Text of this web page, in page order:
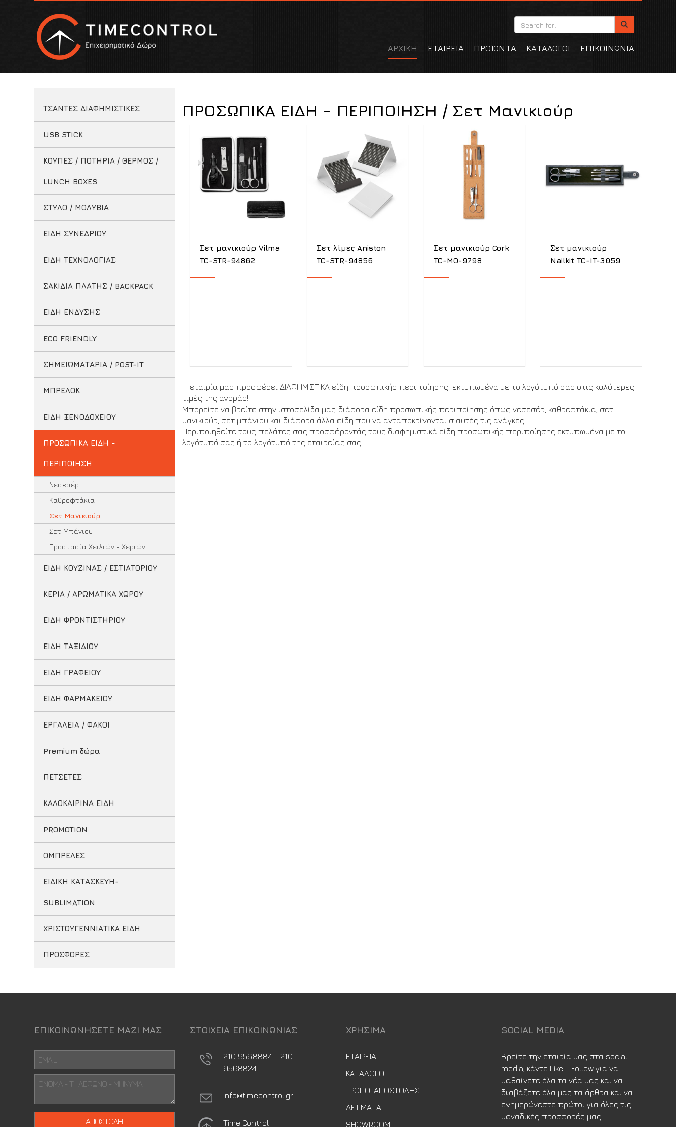
ΑΡΧΙΚΗ ΕΤΑΙΡΕΙΑ ΠΡΟΪΟΝΤΑ ΚΑΤΑΛΟΓΟΙ ΕΠΙΚΟΙΝΩΝΙΑ
ΤΣΑΝΤΕΣ ΔΙΑΦΗΜΙΣΤΙΚΕΣ
USB STICK
ΚΟΥΠΕΣ / ΠΟΤΗΡΙΑ / ΘΕΡΜΟΣ /
LUNCH BOXES
ΣΤΥΛΟ / ΜΟΛΥΒΙΑ
ΕΙΔΗ ΣΥΝΕΔΡΙΟΥ
ΕΙΔΗ ΤΕΧΝΟΛΟΓΙΑΣ
ΣΑΚΙΔΙΑ ΠΛΑΤΗΣ / BACKPACK
ΕΙΔΗ ΕΝΔΥΣΗΣ
ECO FRIENDLY
ΣΗΜΕΙΩΜΑΤΑΡΙΑ / POST-IT
ΜΠΡΕΛΟΚ
ΕΙΔΗ ΞΕΝΟΔΟΧΕΙΟΥ
ΠΡΟΣΩΠΙΚΑ ΕΙΔΗ -
ΠΕΡΙΠΟΙΗΣΗ
Νεσεσέρ
Καθρεφτάκια
Σετ Μανικιούρ
Σετ Μπάνιου
Προστασία Χειλιών - Χεριών
ΕΙΔΗ ΚΟΥΖΙΝΑΣ / ΕΣΤΙΑΤΟΡΙΟΥ
ΚΕΡΙΑ / ΑΡΩΜΑΤΙΚΑ ΧΩΡΟΥ
ΕΙΔΗ ΦΡΟΝΤΙΣΤΗΡΙΟΥ
ΕΙΔΗ ΤΑΞΙΔΙΟΥ
ΕΙΔΗ ΓΡΑΦΕΙΟΥ
ΕΙΔΗ ΦΑΡΜΑΚΕΙΟΥ
ΕΡΓΑΛΕΙΑ / ΦΑΚΟΙ
Premium δώρα
ΠΕΤΣΕΤΕΣ
ΚΑΛΟΚΑΙΡΙΝΑ ΕΙΔΗ
PROMOTION
ΟΜΠΡΕΛΕΣ
ΕΙΔΙΚΗ ΚΑΤΑΣΚΕΥΗ-
SUBLIMATION
ΧΡΙΣΤΟΥΓΕΝΝΙΑΤΙΚΑ ΕΙΔΗ
ΠΡΟΣΦΟΡΕΣ
ΠΡΟΣΩΠΙΚΑ ΕΙΔΗ - ΠΕΡΙΠΟΙΗΣΗ / Σετ Μανικιούρ
Σετ μανικιούρ Vilma
TC-STR-94862
Σετ λίμες Aniston
TC-STR-94856
Σετ μανικιούρ Cork
TC-MO-9798
Σετ μανικιούρ
Nailkit TC-IT-3059
Η εταιρία μας προσφέρει ΔΙΑΦΗΜΙΣΤΙΚΑ είδη προσωπικής περιποίησης εκτυπωμένα με το λογότυπό σας στις καλύτερες
τιμές της αγοράς!
Μπορείτε να βρείτε στην ιστοσελίδα μας διάφορα είδη προσωπικής περιποίησης όπως νεσεσέρ, καθρεφτάκια, σετ
μανικιούρ, σετ μπάνιου και διάφορα άλλα είδη που να ανταποκρίνονται σ αυτές τις ανάγκες.
Περιποιηθείτε τους πελάτες σας προσφέροντάς τους διαφημιστικά είδη προσωπικής περιποίησης εκτυπωμένα με το
λογότυπό σας ή το λογότυπό της εταιρείας σας.
ΕΠΙΚΟΙΝΩΝΗΣΕΤΕ ΜΑΖΙ ΜΑΣ ΣΤΟΙΧΕΙΑ ΕΠΙΚΟΙΝΩΝΙΑΣ
210 9568884 - 210
9568824
info@timecontrol.gr
Time Control
ΧΡΗΣΙΜΑ
ΕΤΑΙΡΕΙΑ
ΚΑΤΑΛΟΓΟΙ
ΤΡΟΠΟΙ ΑΠΟΣΤΟΛΗΣ
ΔΕΙΓΜΑΤΑ
SHOWROOM
SOCIAL MEDIA
Βρείτε την εταιρία μας στα social
media, κάντε Like - Follow για να
μαθαίνετε όλα τα νέα μας και να
διαβάζετε όλα μας τα άρθρα και να
ενημερώνεστε πρώτοι για όλες τις
μοναδικές προσφορές μας.